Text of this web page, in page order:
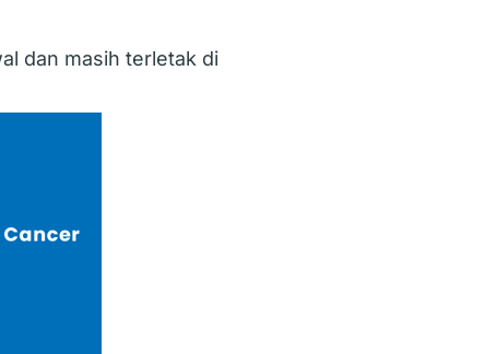
dan masih terletak di